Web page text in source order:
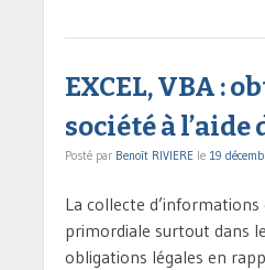
EXCEL, VBA :
société à l’aide
Posté par Benoît RIVIERE le 19
La collecte
primordiale surtout dans
obligations légales en